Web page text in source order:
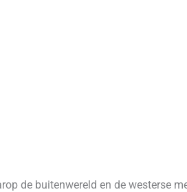
de buitenwereld en de westerse